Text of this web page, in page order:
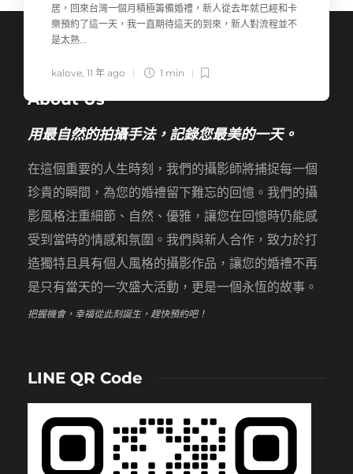
居，回來台灣一個月積極籌備婚禮，新人從去年就已經和卡
樂預約了這一天，我一直期待這天的到來，新人對流程並不
是太熟...
kalove, 11 年 ago 1 min
About Us
用最自然的拍攝手法，記錄您最美的一天。
在這個重要的人生時刻，我們的攝影師將捕捉每一個
珍貴的瞬間，為您的婚禮留下難忘的回憶。我們的攝
影風格注重細節、自然、優雅，讓您在回憶時仍能感
受到當時的情感和氛圍。我們與新人合作，致力於打
造獨特且具有個人風格的攝影作品，讓您的婚禮不再
是只有當天的一次盛大活動，更是一個永恆的故事。
把握機會，幸福從此刻誕生，趕快預約吧！
LINE QR Code